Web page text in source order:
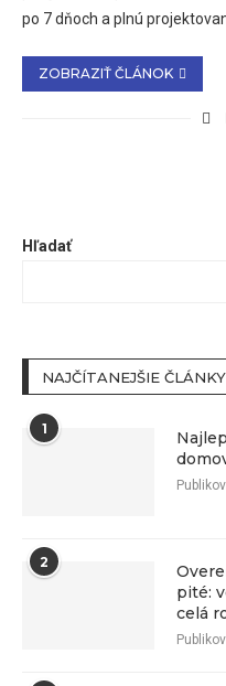
po 7 dňoch a plnú
ZOBRAZIŤ ČLÁNOK
Hľadať
NAJČÍTANEJŠIE ČLÁNKY
1
2
pité:
celá